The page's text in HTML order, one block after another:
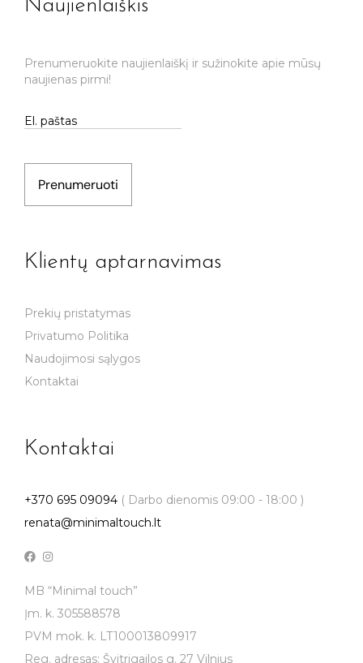
Naujienlaiškis
Prenumeruokite naujienlaiškį ir sužinokite apie mūsų
naujienas pirmi!
Prenumeruoti
Klientų aptarnavimas
Prekių pristatymas
Privatumo Politika
Naudojimosi sąlygos
Kontaktai
Kontaktai
+370 695 09094 ( Darbo dienomis 09:00 - 18:00 )
renata@minimaltouch.lt
MB “Minimal touch”
Įm. k. 305588578
PVM mok. k. LT100013809917
Reg. adresas: Švitrigailos g. 27 Vilnius